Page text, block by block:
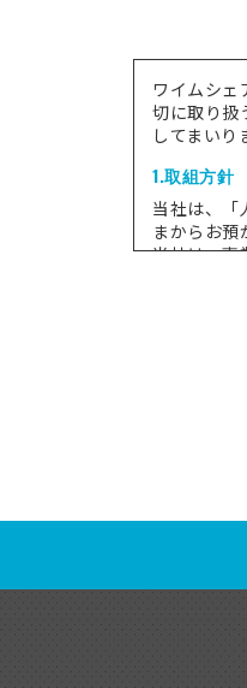
ワイムシ
切に取り扱
してまいり
1.取組方針
当社は、「
まからお預
当社は、事
当社は、
当社は、
契約の申し
また、お
び特定個